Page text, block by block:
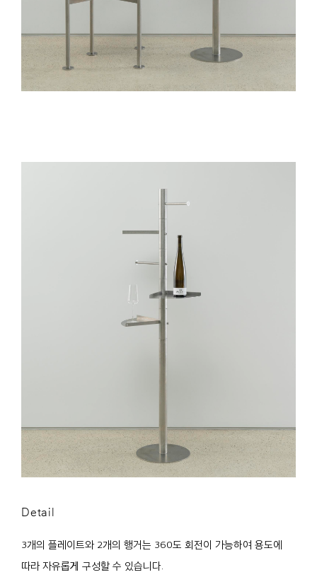
Detail
3개의 플레이트와 2개의 행거는 360도 회전이 가능하여 용도에
따라 자유롭게 구성할 수 있습니다.